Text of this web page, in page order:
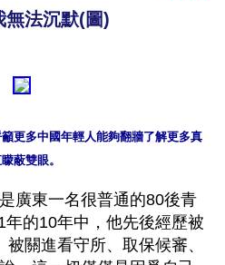
無法沉默(圖)
更多中國年輕人能夠翻牆了解更多真
廣東一名很普通的80後青
的10年中，他先後經歷被
關進看守所、取保候審、